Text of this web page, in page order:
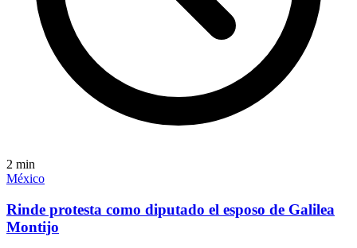
2 min
México
Rinde protesta como diputado el esposo de Galilea
Montijo